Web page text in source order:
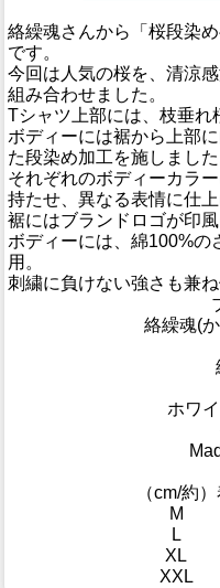
絡繰魂さんから「桜段染
です。
今回は人気の桜を、清涼
組み合わせました。
Tシャツ上部には、枝垂れ
ボディーには裾から上部
た段染め加工を施しました
それぞれのボディーカラ
持たせ、異なる表情に仕上
裾にはブランドロゴが印
ボディーには、綿100%の
用。
刺繍に負けない強さも兼ね
絡繰魂(
ホワ
（cm/約）
M
L
XL
XXL